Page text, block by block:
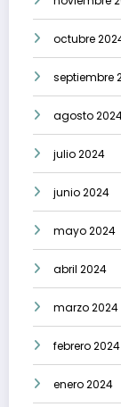
octubre
septiembre
agosto
julio 2024
junio 2024
mayo 2024
abril 2024
marzo 2024
febrero 2024
enero 2024